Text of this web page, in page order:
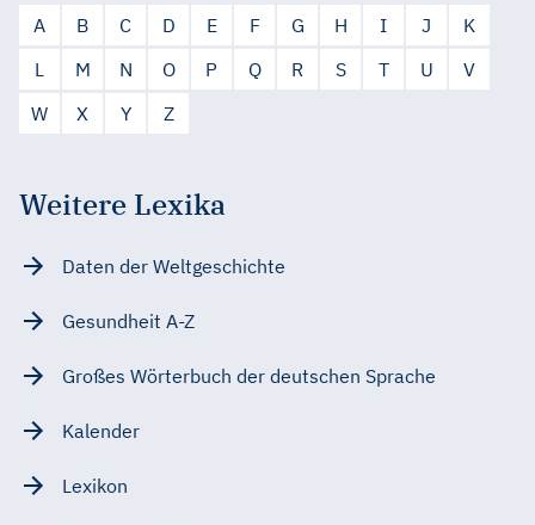
A B C D E F G H I J
K
L
M N O P Q R S T U
V
W
X Y Z
Weitere Lexika
Daten der Weltgeschichte
Gesundheit A-Z
Großes Wörterbuch der deutschen Sprache
Kalender
Lexikon